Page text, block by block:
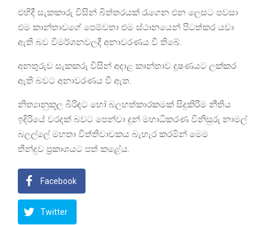
එහිදී සැකකාරු විසින් බිත්තරයක් රැගෙන එන ලෙසට පවසා
එම කාන්තාවගේ පෙම්වතා එම ස්ථානයෙන් පිටත්කර යවා
ඇති බව විමර්ශනවලදී අනාවරණය වී තිබේ.
අනතුරුව සැකකරු විසින් අදාළ කාන්තාව දූෂණයට ලක්කර
ඇති බවට අනාවරණය වී ඇත.
නිත්‍යානුකූල බිරිඳට හෝ බලහත්කාරකමක් සිදුකිරීම නීතිය
ඉදිරියේ වරදක් බවට පෙන්වා දුන් මහාධිකරණ විනිසුරු නාමල්
බලල්ලේ මහතා විත්තිවාචකය බැහැර කරමින් මෙම
තීන්දුව ප්‍රකාශයට පත් කළේය.
Facebook
Twitter